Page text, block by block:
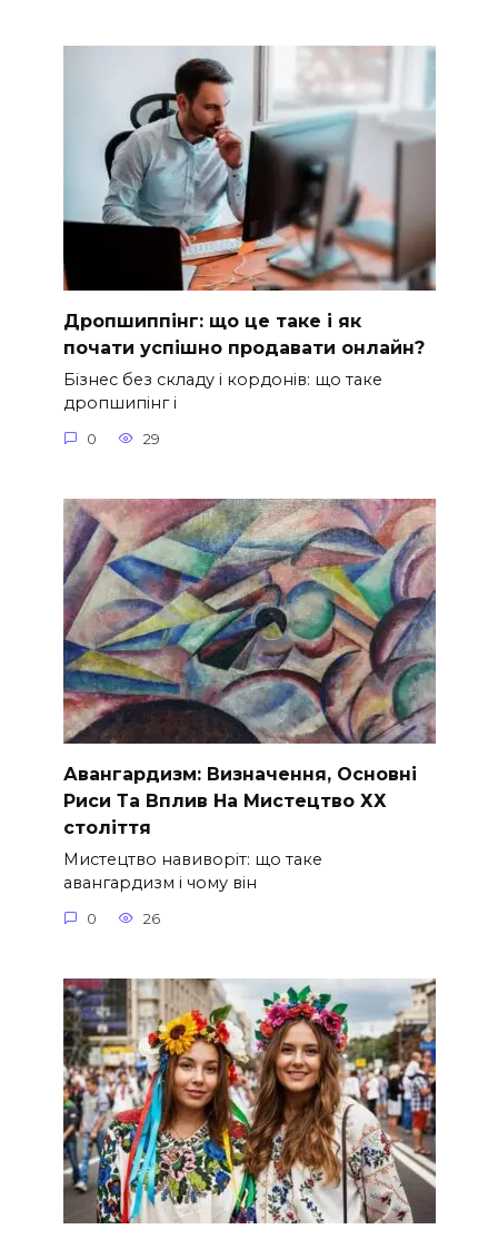
Дропшиппінг: що це таке і як
почати успішно продавати онлайн?
Бізнес без складу і кордонів: що таке
дропшипінг і
0 29
Авангардизм: Визначення, Основні
Риси Та Вплив На Мистецтво ХХ
століття
Мистецтво навиворіт: що таке
авангардизм і чому він
0 26